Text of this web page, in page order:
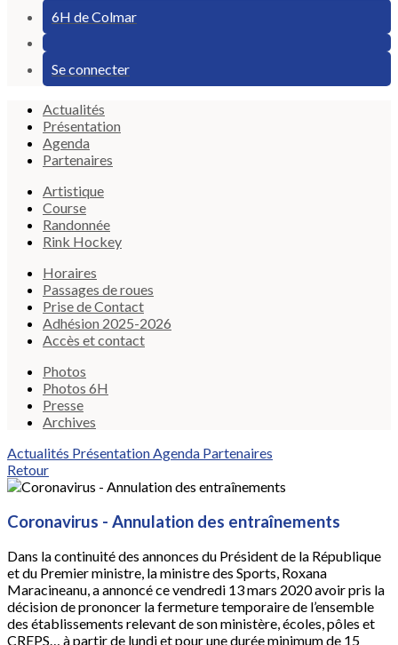
6H de Colmar
Se connecter
Actualités
Présentation
Agenda
Partenaires
Artistique
Course
Randonnée
Rink Hockey
Horaires
Passages de roues
Prise de Contact
Adhésion 2025-2026
Accès et contact
Photos
Photos 6H
Presse
Archives
Actualités PrésentationAgenda Partenaires
Retour
Coronavirus - Annulation des entraînements
Dans la continuité des annonces du Président de la République
et du Premier ministre, la ministre des Sports, Roxana
Maracineanu, a annoncé ce vendredi 13 mars 2020 avoir pris la
décision de prononcer la fermeture temporaire de l’ensemble
des établissements relevant de son ministère, écoles, pôles et
CREPS… à partir de lundi et pour une durée minimum de 15